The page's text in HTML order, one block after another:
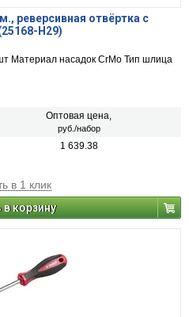
реверсивная отвёртка с
H29)
Материал насадок CrMo Тип шлица
Оптовая цена,
руб./набор
1 639.38
в 1 клик
корзину